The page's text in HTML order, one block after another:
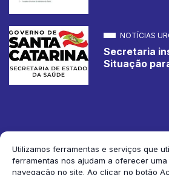
Utilizamos ferramentas e serviços que
ferramentas nos ajudam a oferecer
navegação no site. Ao clicar no botão
NOTÍCIAS
Secretaria
Situação
2026 Jornal de Corupá. Todos os